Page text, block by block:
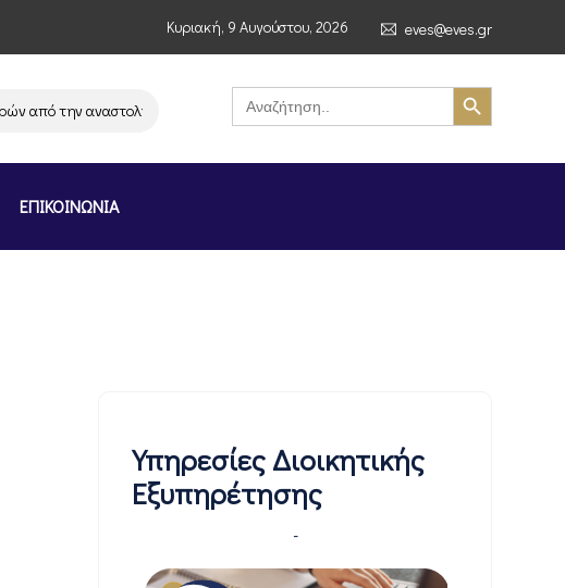
Κυριακή, 9 Αυγούστου, 2026 eves@eves.gr
την αναστολή λειτουργίας της αλυσίδας σούπερ μάρκετ MERE στην Ελλάδα –
Search
for:
Search Button
ΕΠΙΚΟΙΝΩΝΙΑ
Υπηρεσίες Διοικητικής
Εξυπηρέτησης
-